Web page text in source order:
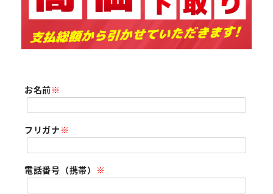
お名前※
フリガナ ※
電話番号（携帯） ※